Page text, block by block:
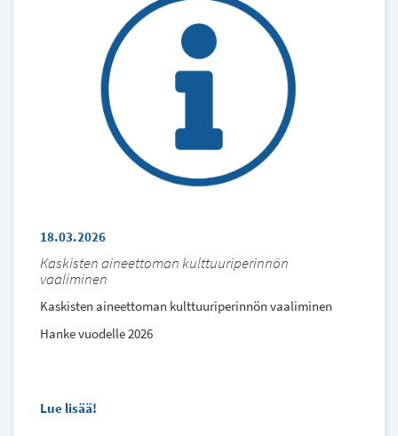
18.03.2026
Kaskisten aineettoman kulttuuriperinnön
vaaliminen
Kaskisten aineettoman kulttuuriperinnön vaaliminen
Hanke vuodelle 2026
Lue lisää